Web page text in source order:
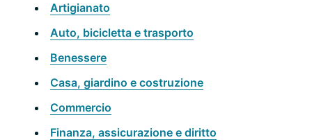
Artigianato
Auto, bicicletta e trasporto
Benessere
Casa, giardino e costruzione
Commercio
Finanza, assicurazione e diritto